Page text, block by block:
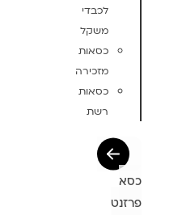
לכבדי
משקל
כסאות
מזכירה
כסאות
רשת
כסא
פרזנט